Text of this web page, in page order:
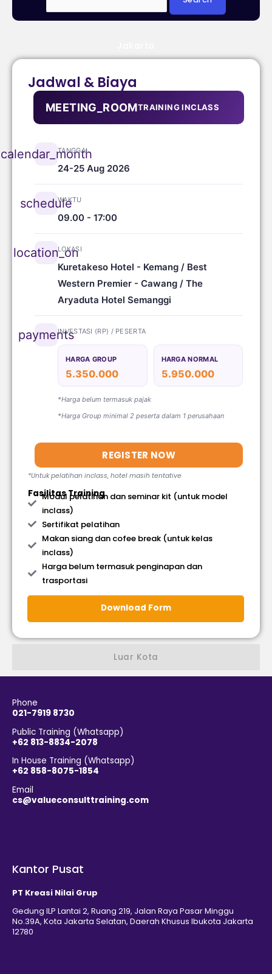
Luar Kota
Jadwal & Biaya
MEETING_ROOMTRAINING INCLASS
calendar_month
TANGGAL
24-25 Aug 2026
schedule
WAKTU
09.00 - 17:00
location_on
LOKASI
Kuretakeso Hotel - Kemang / Best
Western Premier - Cawang / The
Aryaduta Hotel Semanggi
paymentsINVESTASI (RP) / PESERTA
HARGA GROUP
5.350.000
HARGA NORMAL
5.950.000
*Harga belum termasuk pajak
*Harga Group minimal 2 peserta dalam 1 perusahaan
REGISTER NOW
*Untuk pelatihan inclass, hotel masih tentative
Fasilitas Training
Modul pelatihan dan seminar kit (untuk model
inclass)
Sertifikat pelatihan
Makan siang dan cofee break (untuk kelas
inclass)
Harga belum termasuk penginapan dan
trasportasi
Download Form
Phone
021-7919 8730
Public Training (Whatsapp)
+62 813-8834-2078
In House Training (Whatsapp)
+62 858-8075-1854
Email
cs@valueconsulttraining.com
Kantor Pusat
PT Kreasi Nilai Grup
Gedung ILP Lantai 2, Ruang 219, Jalan Raya Pasar Minggu
No.39A, Kota Jakarta Selatan, Daerah Khusus Ibukota Jakarta
12780